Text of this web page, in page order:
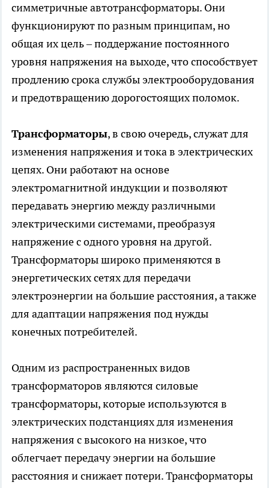
симметричные автотрансформаторы. Они
функционируют по разным принципам, но
общая их цель – поддержание постоянного
уровня напряжения на выходе, что способствует
продлению срока службы электрооборудования
и предотвращению дорогостоящих поломок.
Трансформаторы, в свою очередь, служат для
изменения напряжения и тока в электрических
цепях. Они работают на основе
электромагнитной индукции и позволяют
передавать энергию между различными
электрическими системами, преобразуя
напряжение с одного уровня на другой.
Трансформаторы широко применяются в
энергетических сетях для передачи
электроэнергии на большие расстояния, а также
для адаптации напряжения под нужды
конечных потребителей.
Одним из распространенных видов
трансформаторов являются силовые
трансформаторы, которые используются в
электрических подстанциях для изменения
напряжения с высокого на низкое, что
облегчает передачу энергии на большие
расстояния и снижает потери. Трансформаторы